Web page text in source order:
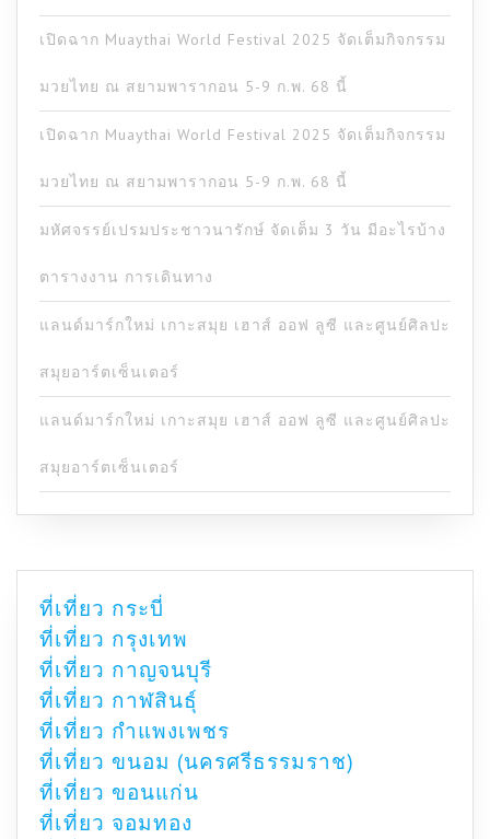
เปิดฉาก Muaythai World Festival 2025 จัดเต็มกิจกรรม
มวยไทย ณ สยามพารากอน 5-9 ก.พ. 68 นี้
เปิดฉาก Muaythai World Festival 2025 จัดเต็มกิจกรรม
มวยไทย ณ สยามพารากอน 5-9 ก.พ. 68 นี้
มหัศจรรย์เปรมประชาวนารักษ์ จัดเต็ม 3 วัน มีอะไรบ้าง
ตารางงาน การเดินทาง
แลนด์มาร์กใหม่ เกาะสมุย เฮาส์ ออฟ ลูซี และศูนย์ศิลปะ
สมุยอาร์ตเซ็นเตอร์
แลนด์มาร์กใหม่ เกาะสมุย เฮาส์ ออฟ ลูซี และศูนย์ศิลปะ
สมุยอาร์ตเซ็นเตอร์
ที่เที่ยว กระบี่
ที่เที่ยว กรุงเทพ
ที่เที่ยว กาญจนบุรี
ที่เที่ยว กาฬสินธุ์
ที่เที่ยว กำแพงเพชร
ที่เที่ยว ขนอม (นครศรีธรรมราช)
ที่เที่ยว ขอนแก่น
ที่เที่ยว จอมทอง